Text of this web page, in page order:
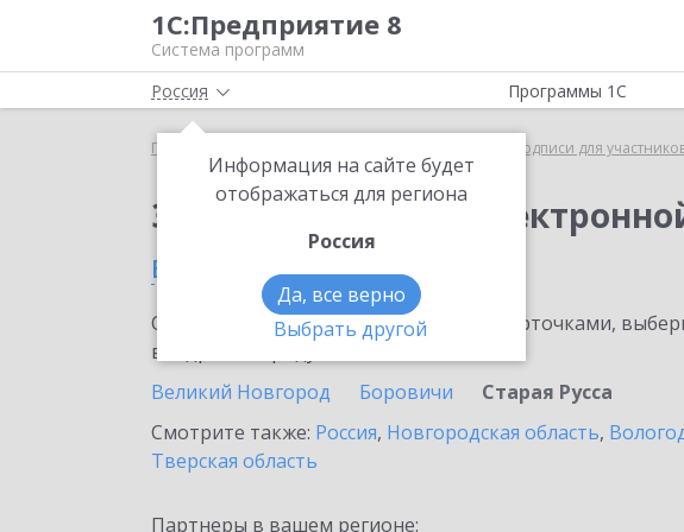
1С:Предприятие 8
Система программ
Россия
Информация на сайте будет
отображаться для региона
Россия
Да, все верно
Выбрать другой
Программы 1С
Главная ЭДО без электронной подписи для
Заказать ЭДО без
в Старой Руссе
Ознакомьтесь с информационными карточками,
внедрение продукта.
Великий Новгород
Боровичи
Старая Русса
Смотрите также: Россия, Новгородская область,
Тверская область
Партнеры в вашем регионе: